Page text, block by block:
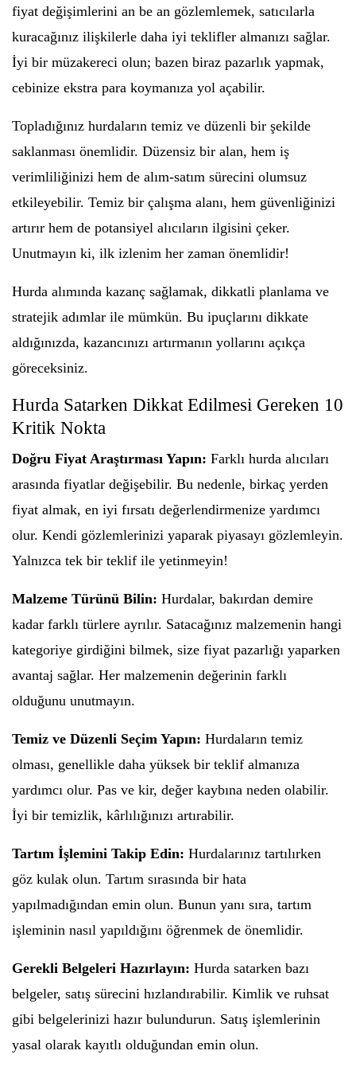
fiyat değişimlerini an be an gözlemlemek, satıcılarla
kuracağınız ilişkilerle daha iyi teklifler almanızı sağlar.
İyi bir müzakereci olun; bazen biraz pazarlık yapmak,
cebinize ekstra para koymanıza yol açabilir.
Topladığınız hurdaların temiz ve düzenli bir şekilde
saklanması önemlidir. Düzensiz bir alan, hem iş
verimliliğinizi hem de alım-satım sürecini olumsuz
etkileyebilir. Temiz bir çalışma alanı, hem güvenliğinizi
artırır hem de potansiyel alıcıların ilgisini çeker.
Unutmayın ki, ilk izlenim her zaman önemlidir!
Hurda alımında kazanç sağlamak, dikkatli planlama ve
stratejik adımlar ile mümkün. Bu ipuçlarını dikkate
aldığınızda, kazancınızı artırmanın yollarını açıkça
göreceksiniz.
Hurda Satarken Dikkat Edilmesi Gereken 10
Kritik Nokta
Doğru Fiyat Araştırması Yapın: Farklı hurda alıcıları
arasında fiyatlar değişebilir. Bu nedenle, birkaç yerden
fiyat almak, en iyi fırsatı değerlendirmenize yardımcı
olur. Kendi gözlemlerinizi yaparak piyasayı gözlemleyin.
Yalnızca tek bir teklif ile yetinmeyin!
Malzeme Türünü Bilin: Hurdalar, bakırdan demire
kadar farklı türlere ayrılır. Satacağınız malzemenin hangi
kategoriye girdiğini bilmek, size fiyat pazarlığı yaparken
avantaj sağlar. Her malzemenin değerinin farklı
olduğunu unutmayın.
Temiz ve Düzenli Seçim Yapın: Hurdaların temiz
olması, genellikle daha yüksek bir teklif almanıza
yardımcı olur. Pas ve kir, değer kaybına neden olabilir.
İyi bir temizlik, kârlılığınızı artırabilir.
Tartım İşlemini Takip Edin: Hurdalarınız tartılırken
göz kulak olun. Tartım sırasında bir hata
yapılmadığından emin olun. Bunun yanı sıra, tartım
işleminin nasıl yapıldığını öğrenmek de önemlidir.
Gerekli Belgeleri Hazırlayın: Hurda satarken bazı
belgeler, satış sürecini hızlandırabilir. Kimlik ve ruhsat
gibi belgelerinizi hazır bulundurun. Satış işlemlerinin
yasal olarak kayıtlı olduğundan emin olun.